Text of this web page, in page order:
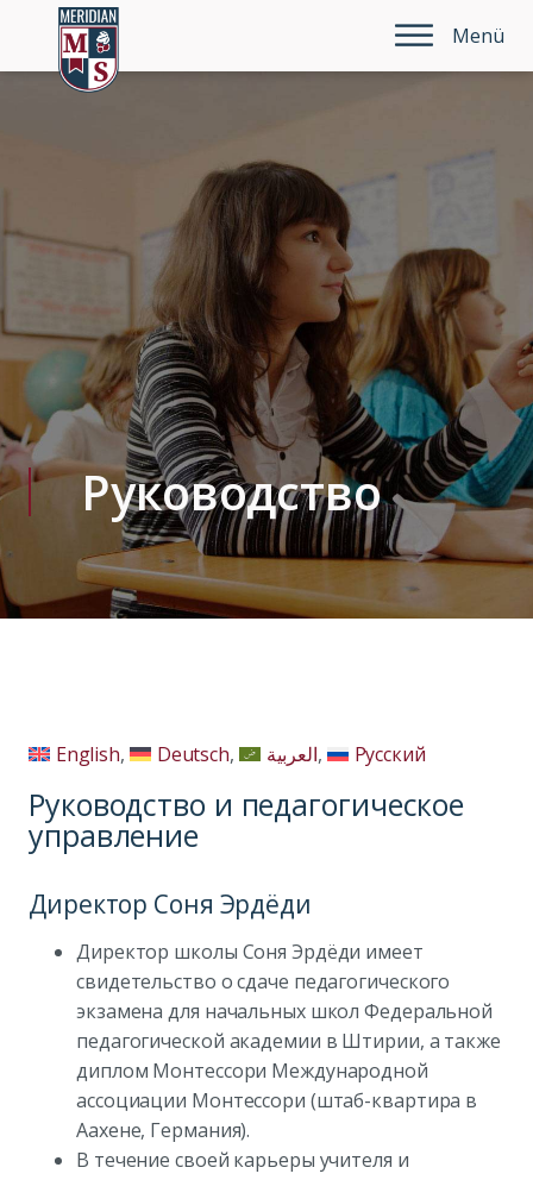
Menü
Руководство
English Deutsch العربية Русский
Руководство и педагогическое
управление
Директор Соня Эрдёди
Директор школы Соня Эрдёди имеет
свидетельство о сдаче педагогического
экзамена для начальных школ Федеральной
педагогической академии в Штирии, а также
диплом Монтессори Международной
ассоциации Монтессори (штаб-квартира в
Аахене, Германия).
В течение своей карьеры учителя и